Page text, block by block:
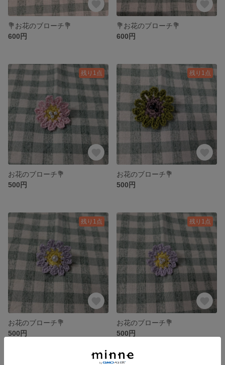
💐お花のブローチ💐
600円
💐お花のブローチ💐
600円
残り1点
お花のブローチ💐
500円
残り1点
お花のブローチ💐
500円
残り1点
お花のブローチ💐
500円
残り1点
お花のブローチ💐
500円